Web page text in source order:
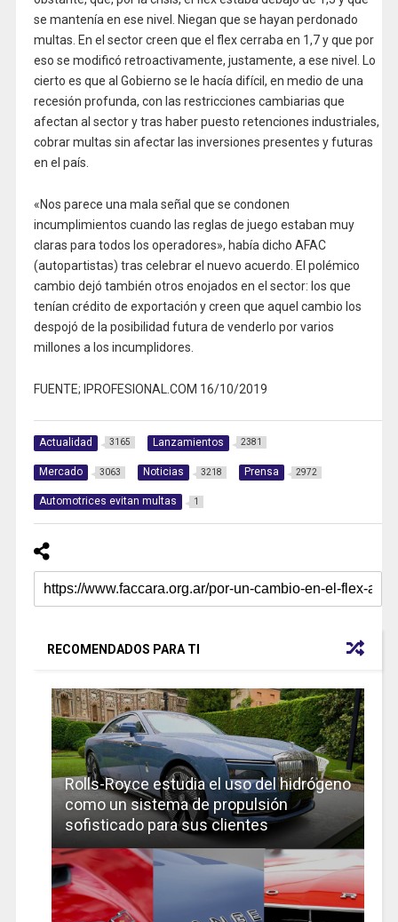
se mantenía en ese nivel. Niegan que se hayan perdonado
multas. En el sector creen que el flex cerraba en 1,7 y que por
eso se modificó retroactivamente, justamente, a ese nivel. Lo
cierto es que al Gobierno se le hacía difícil, en medio de una
recesión profunda, con las restricciones cambiarias que
afectan al sector y tras haber puesto retenciones industriales,
cobrar multas sin afectar las inversiones presentes y futuras
en el país.
«Nos parece una mala señal que se condonen
incumplimientos cuando las reglas de juego estaban muy
claras para todos los operadores», había dicho AFAC
(autopartistas) tras celebrar el nuevo acuerdo. El polémico
cambio dejó también otros enojados en el sector: los que
tenían crédito de exportación y creen que aquel cambio los
despojó de la posibilidad futura de venderlo por varios
millones a los incumplidores.
FUENTE; IPROFESIONAL.COM 16/10/2019
Actualidad 3165 Lanzamientos 2381
Mercado 3063 Noticias 3218 Prensa 2972
Automotrices evitan multas 1
RECOMENDADOS PARA TI
Rolls-Royce estudia el uso del hidrógeno
como un sistema de propulsión
sofisticado para sus clientes